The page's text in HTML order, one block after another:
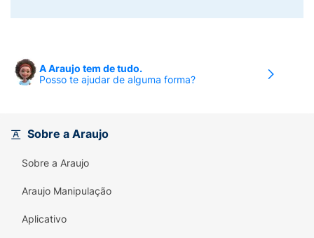
A Araujo tem de tudo.
Posso te ajudar de alguma forma?
Sobre a Araujo
Sobre a Araujo
Araujo Manipulação
Aplicativo